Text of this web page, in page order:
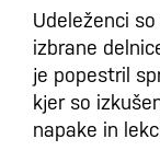
Udeleženci
izbrane
je popestril
kjer so
napake in